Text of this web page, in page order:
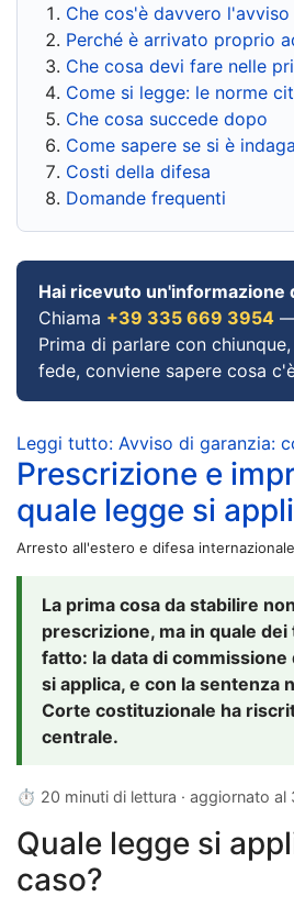
Che cos'è davvero
Perché è arrivato proprio
Che cosa devi fare nelle
Come si legge: le norme
Che cosa succede dopo
Come sapere se si è
Costi della difesa
Domande frequenti
Hai ricevuto un'informazione
Chiama +39 335 669 3954
Prima di parlare con
fede, conviene sapere cosa
Leggi tutto: Avviso di garanzia:
Prescrizione e
quale legge si
Arresto all'estero e difesa internazionale
La prima cosa da stabilire
prescrizione, ma in quale
fatto: la data di commissione
si applica, e con la sentenza
Corte costituzionale ha
centrale.
⏱ 20 minuti di lettura · aggiornato al
Quale legge si
caso?